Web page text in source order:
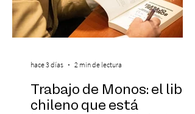
Trabajo de Monos: el libro
chileno que está
hace 3 días 2 min de lectura